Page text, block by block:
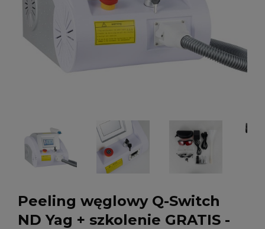
Peeling węglowy Q-Switch
ND Yag + szkolenie GRATIS -